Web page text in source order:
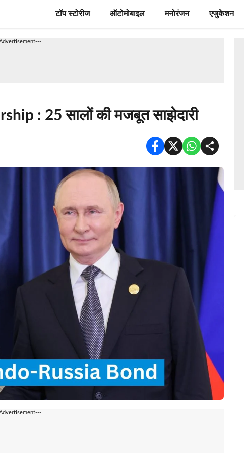
टॉप स्टोरीज ऑटोमोबाइल मनोरंजन एजुकेशन
: 25 सालों की मजबूत साझेदारी